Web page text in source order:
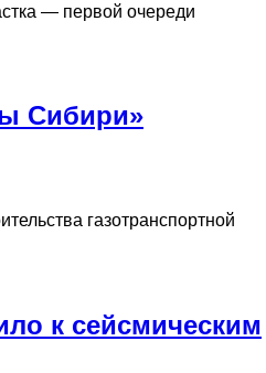
— первой очереди
Сибири»
газотранспортной
к сейсмическим